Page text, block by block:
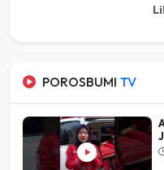
POROSBUMI TV